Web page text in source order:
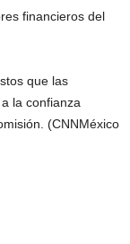
financieros del
que las
la confianza
(CNNMéxico